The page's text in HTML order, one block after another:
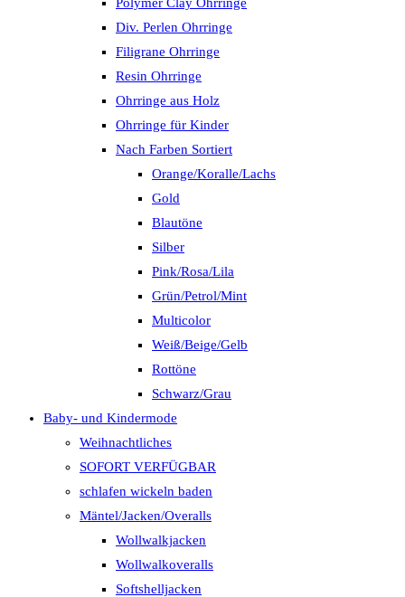
Div. Perlen Ohrringe
Filigrane Ohrringe
Resin Ohrringe
Ohrringe aus Holz
Ohrringe für Kinder
Nach Farben Sortiert
Orange/Koralle/Lachs
Gold
Blautöne
Silber
Pink/Rosa/Lila
Grün/Petrol/Mint
Multicolor
Weiß/Beige/Gelb
Rottöne
Schwarz/Grau
Baby- und Kindermode
Weihnachtliches
SOFORT VERFÜGBAR
schlafen wickeln baden
Mäntel/Jacken/Overalls
Wollwalkjacken
Wollwalkoveralls
Softshelljacken